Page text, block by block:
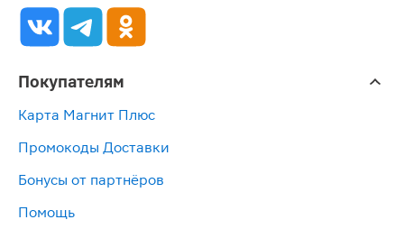
Покупателям
Карта Магнит Плюс
Промокоды Доставки
Бонусы от партнёров
Помощь